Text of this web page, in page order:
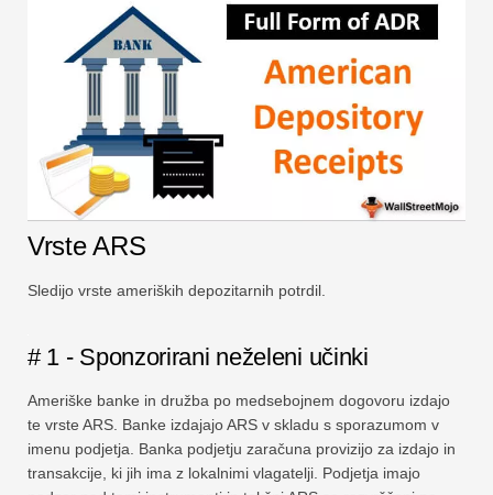
Vrste ARS
Sledijo vrste ameriških depozitarnih potrdil.
# 1 - Sponzorirani neželeni učinki
Ameriške banke in družba po medsebojnem dogovoru izdajo
te vrste ARS. Banke izdajajo ARS v skladu s sporazumom v
imenu podjetja. Banka podjetju zaračuna provizijo za izdajo in
transakcije, ki jih ima z lokalnimi vlagatelji. Podjetja imajo